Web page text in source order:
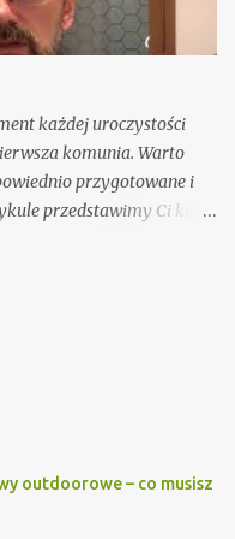
każdej uroczystości
komunia. Warto
przygotowane i
przedstawimy Ci kilka
o kilku ważnych
jak długo trwać
zawrzeć informację na
outdoorowe – co musisz